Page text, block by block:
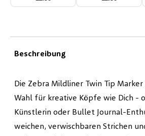
Beschreibung
Die Zebra Mildliner Twin Tip
Wahl für kreative Köpfe wie Dich -
Künstlerin oder Bullet Journal-
weichen, verwischbaren Strichen